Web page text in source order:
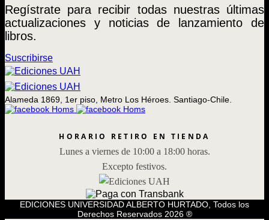
Regístrate para recibir todas nuestras últimas
actualizaciones y noticias de lanzamiento de
libros.
Suscribirse
Alameda 1869, 1er piso, Metro Los Héroes. Santiago-Chile.
HORARIO RETIRO EN TIENDA
Lunes a viernes de 10:00 a 18:00 horas.
Excepto festivos.
EDICIONES UNIVERSIDAD ALBERTO HURTADO, Todos los
Derechos Reservados 2026 ®